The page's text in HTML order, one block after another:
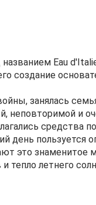
Eau
создание
занялась
неповторимой и
средства
день пользуется
это знаменитое
тепло летнего